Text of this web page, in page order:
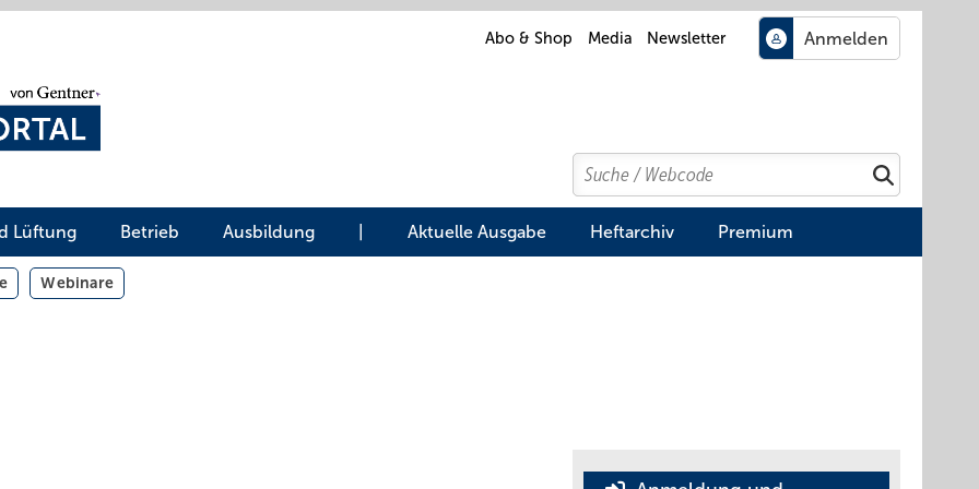
Abo & Shop Media Newsletter
Search
Suchen
Lüftung Betrieb Ausbildung Aktuelle Ausgabe Heftarchiv Premium
Webinare